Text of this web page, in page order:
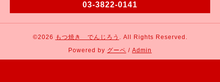
03-3822-0141
©2026 もつ焼き でんじろう . All Rights Reserved.
Powered by グーペ / Admin